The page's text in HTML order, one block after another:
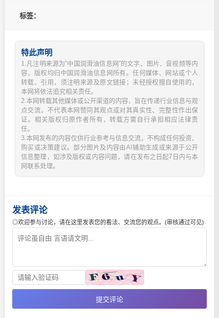
标签：
特此声明
1.凡注明来源为“中国润滑油信息网”的文字、图片、音视频等内
容，版权均归中国润滑油信息网所有。任何媒体、网站或个人
转载、引用，须注明来源及原文链接；未经授权擅自使用的，
本网将依法追究相关责任。
2.本网转载其他媒体或公开渠道的内容，旨在传递行业信息与观
点交流，不代表本网赞同其观点或对其真实性、完整性作出保
证。相关版权归原作者所有，转载方需自行承担相应法律责
任。
3.本网发布的内容仅供行业参考与信息交流，不构成任何投资、
购买或决策建议。部分图片及内容由AI辅助生成或来源于公开
信息整理，如涉及版权或内容问题，请在发布之日起7日内与本
网联系处理。
发表评论
◎欢迎参与讨论，请在这里发表您的看法、交流您的观点。(审核通过可见)
提交评论